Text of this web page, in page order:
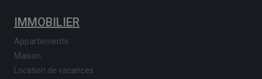
IMMOBILIER
Appartements
Maison
Location de vacances